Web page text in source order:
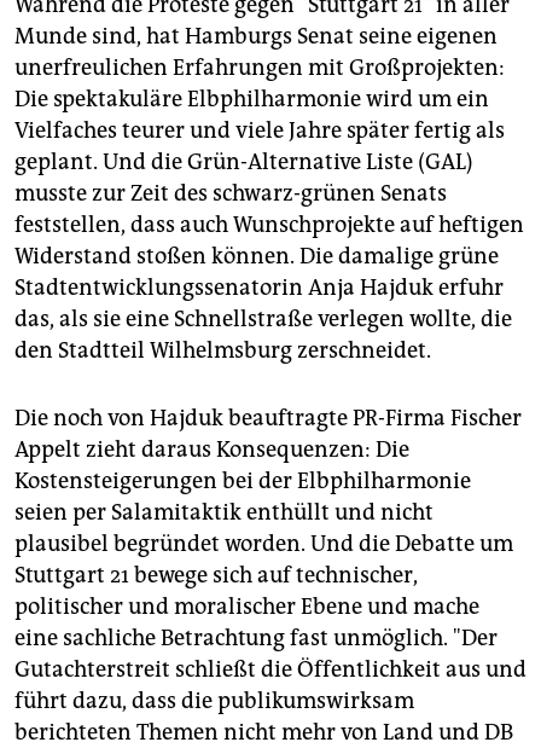
Munde sind, hat Hamburgs Senat seine eigenen
unerfreulichen Erfahrungen mit Großprojekten:
Die spektakuläre Elbphilharmonie wird um ein
Vielfaches teurer und viele Jahre später fertig als
geplant. Und die Grün-Alternative Liste (GAL)
musste zur Zeit des schwarz-grünen Senats
feststellen, dass auch Wunschprojekte auf heftigen
Widerstand stoßen können. Die damalige grüne
Stadtentwicklungssenatorin Anja Hajduk erfuhr
das, als sie eine Schnellstraße verlegen wollte, die
den Stadtteil Wilhelmsburg zerschneidet.
Die noch von Hajduk beauftragte PR-Firma Fischer
Appelt zieht daraus Konsequenzen: Die
Kostensteigerungen bei der Elbphilharmonie
seien per Salamitaktik enthüllt und nicht
plausibel begründet worden. Und die Debatte um
Stuttgart 21 bewege sich auf technischer,
politischer und moralischer Ebene und mache
eine sachliche Betrachtung fast unmöglich. "Der
Gutachterstreit schließt die Öffentlichkeit aus und
führt dazu, dass die publikumswirksam
berichteten Themen nicht mehr von Land und DB